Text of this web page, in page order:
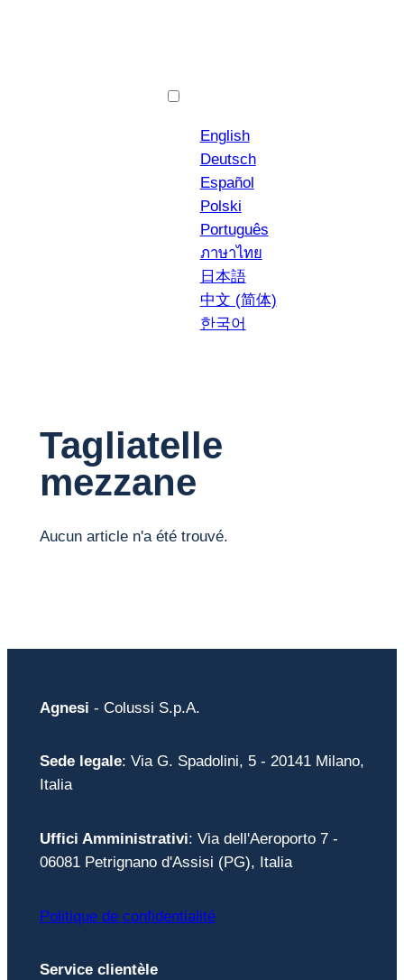
English
Deutsch
Español
Polski
Português
ภาษาไทย
日本語
中文 (简体)
한국어
Tagliatelle
mezzane
Aucun article n'a été trouvé.
Agnesi - Colussi S.p.A.
Sede legale: Via G. Spadolini, 5 - 20141 Milano,
Italia
Uffici Amministrativi: Via dell'Aeroporto 7 -
06081 Petrignano d'Assisi (PG), Italia
Politique de confidentialité
Service clientèle